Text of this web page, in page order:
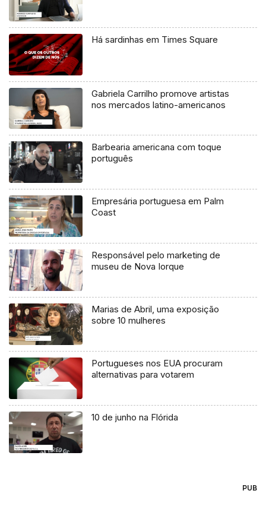
Há sardinhas em Times Square
Gabriela Carrilho promove artistas
nos mercados latino-americanos
Barbearia americana com toque
português
Empresária portuguesa em Palm
Coast
Responsável pelo marketing de
museu de Nova Iorque
Marias de Abril, uma exposição
sobre 10 mulheres
Portugueses nos EUA procuram
alternativas para votarem
10 de junho na Flórida
PUB